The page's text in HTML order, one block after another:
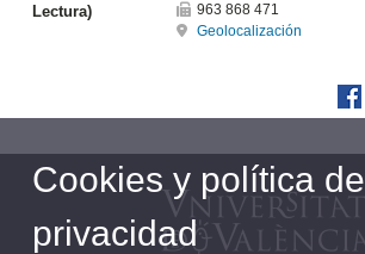
Lectura)
963 868 471
Geolocalización
Cookies y política de
privacidad